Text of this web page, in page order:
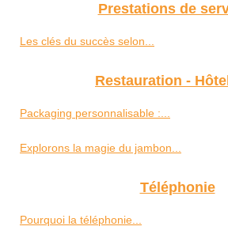
Prestations de
Les clés du succès selon...
Restauration -
Packaging personnalisable :...
Explorons la magie du jambon...
Téléphonie
Pourquoi la téléphonie...